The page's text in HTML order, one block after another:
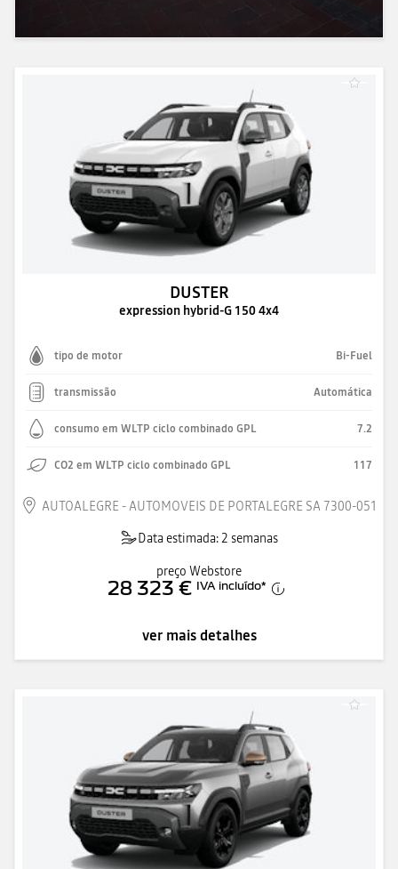
DUSTER
expression hybrid-G 150 4x4
tipo de motor Bi-Fuel
transmissão Automática
consumo em WLTP ciclo combinado GPL 7.2
CO2 em WLTP ciclo combinado GPL 117
AUTOALEGRE - AUTOMOVEIS DE PORTALEGRE SA 7300-051
Data estimada: 2 semanas
preço Webstore
28 323 € IVA incluído*
ver mais detalhes